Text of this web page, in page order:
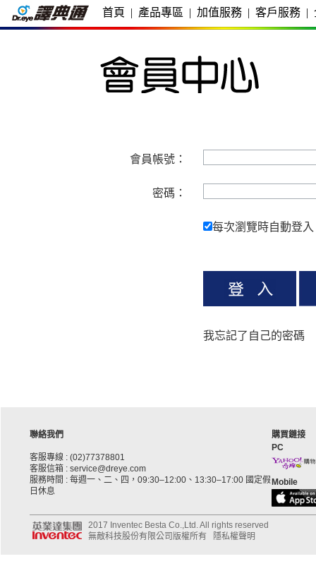
首頁 | 產品專區 | 加值服務 | 客戶服務 |
會員帳號：
密碼：
每次瀏覽時自動登入
我忘記了自己的密碼
聯絡我們
客服專線 : (02)77378801
客服信箱 : service@dreye.com
服務時間 : 每週一、二、四，09:30–12:00、13:30–17:00 國定假
日休息
購買鏈接
PC
Mobile
2017 Inventec Besta Co.,Ltd. All rights reserved
無敵科技股份有限公司版權所有
隱私權聲明